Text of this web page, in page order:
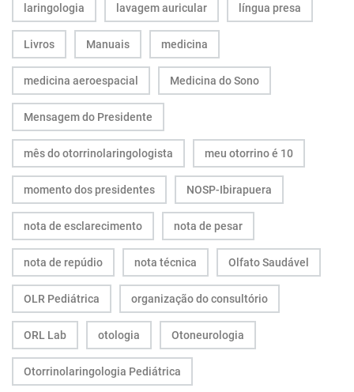
laringologia lavagem auricular língua presa
Livros Manuais medicina
medicina aeroespacial Medicina do Sono
Mensagem do Presidente
mês do otorrinolaringologista meu otorrino é 10
momento dos presidentes NOSP-Ibirapuera
nota de esclarecimento nota de pesar
nota de repúdio nota técnica Olfato Saudável
OLR Pediátrica organização do consultório
ORL Lab otologia Otoneurologia
Otorrinolaringologia Pediátrica